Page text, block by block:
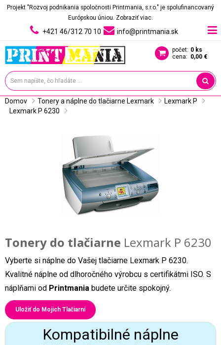
Projekt "Rozvoj podnikania spoločnosti Printmania, s.r.o." je spolufinancovaný
Európskou úniou. Zobraziť viac.
+421 46/312 70 10 info@printmania.sk
počet: 0 ks
cena: 0,00 €
Domov Tonery a náplne do tlačiarne Lexmark
Lexmark P
Lexmark P 6230
Tonery do tlačiarne Lexmark P 6230
Vyberte si náplne do Vašej tlačiarne Lexmark P 6230.
Kvalitné náplne od dlhoročného výrobcu s certifikátmi ISO. S
náplňami od Printmania budete určite spokojný.
Uložiť do Mojich Tlačiarní
Kompatibilné náplne